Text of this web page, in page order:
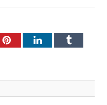
PinterestLinkedInTumblr